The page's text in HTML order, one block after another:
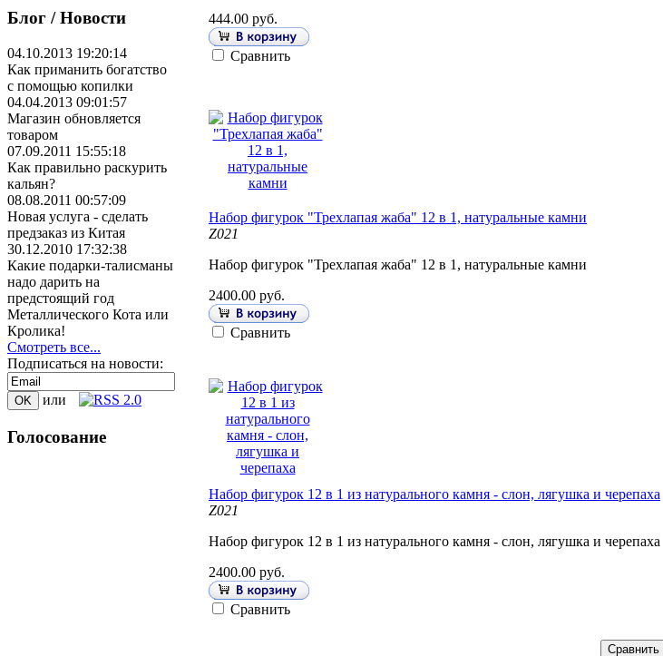
Блог / Новости
04.10.2013 19:20:14
Как приманить богатство
с помощью копилки
04.04.2013 09:01:57
Магазин обновляется
товаром
07.09.2011 15:55:18
Как правильно раскурить
кальян?
08.08.2011 00:57:09
Новая услуга - сделать
предзаказ из Китая
30.12.2010 17:32:38
Какие подарки-талисманы
надо дарить на
предстоящий год
Металлического Кота или
Кролика!
Смотреть все...
Подписаться на новости:
или
Голосование
444.00 руб.
Сравнить
Набор фигурок "Трехлапая жаба" 12 в 1, натуральные камни
Z021
Набор фигурок "Трехлапая жаба" 12 в 1, натуральные камни
2400.00 руб.
Сравнить
Набор фигурок 12 в 1 из натурального камня - слон, лягушка и черепаха
Z021
Набор фигурок 12 в 1 из натурального камня - слон, лягушка и черепаха
2400.00 руб.
Сравнить